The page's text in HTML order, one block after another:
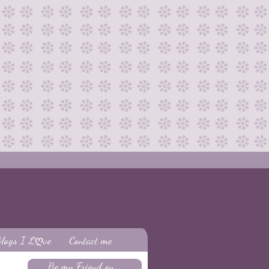
I Lღve
Contact me
Be my Friend on...